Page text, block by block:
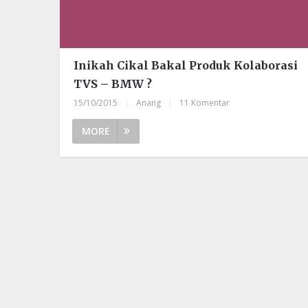
Inikah Cikal Bakal Produk Kolaborasi
TVS – BMW ?
15/10/2015 Anang 11 Komentar
MORE